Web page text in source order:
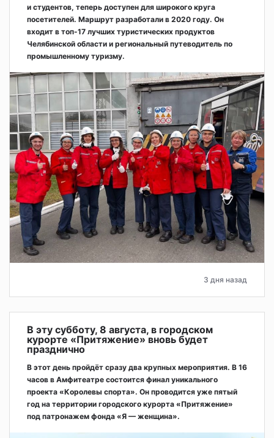
и студентов, теперь доступен для широкого круга
посетителей. Маршрут разработали в 2020 году. Он
входит в топ-17 лучших туристических продуктов
Челябинской области и региональный путеводитель по
промышленному туризму.
3 дня назад
В эту субботу, 8 августа, в городском
курорте «Притяжение» вновь будет
празднично
В этот день пройдёт сразу два крупных мероприятия. В 16
часов в Амфитеатре состоится финал уникального
проекта «Королевы спорта». Он проводится уже пятый
год на территории городского курорта «Притяжение»
под патронажем фонда «Я — женщина».